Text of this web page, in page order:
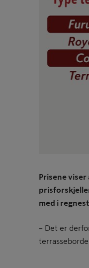
Prisene
med i
– Det er